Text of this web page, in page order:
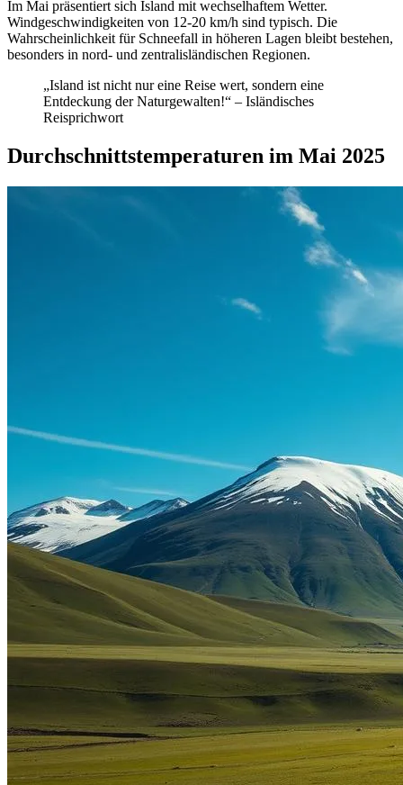
Im Mai präsentiert sich Island mit wechselhaftem Wetter.
Windgeschwindigkeiten von 12-20 km/h sind typisch. Die
Wahrscheinlichkeit für Schneefall in höheren Lagen bleibt bestehen,
besonders in nord- und zentralisländischen Regionen.
„Island ist nicht nur eine Reise wert, sondern eine
Entdeckung der Naturgewalten!“ – Isländisches
Reisprichwort
Durchschnittstemperaturen im Mai 2025